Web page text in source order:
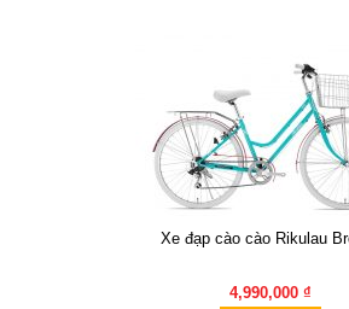
Xe đạp cào cào Rikulau
4,990,000 ₫